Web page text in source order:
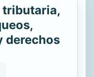
derechos